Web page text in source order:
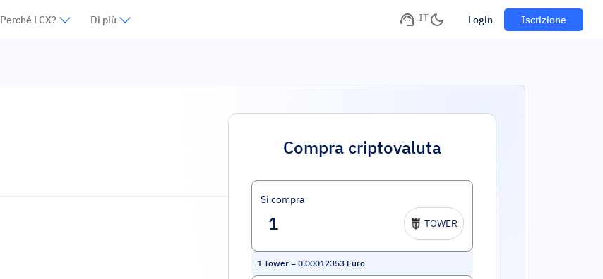
Perché LCX? Di più IT Login Iscrizione
Compra criptovaluta
Si compra
TOWER
1 Tower = 0.00012353 Euro